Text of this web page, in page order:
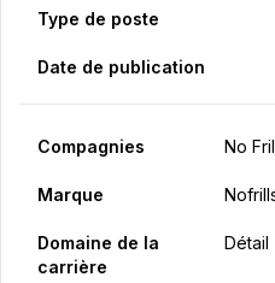
Type de poste
Date de publication
Compagnies No
Marque
Domaine de la
carrière
Détail